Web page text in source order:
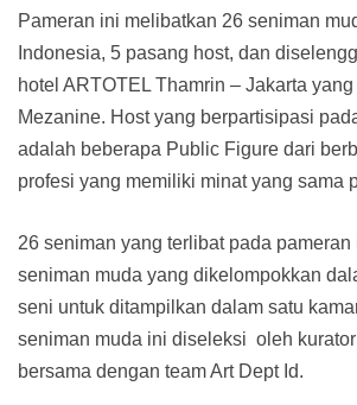
Pameran ini melibatkan 26 seniman
Indonesia, 5 pasang host, dan
hotel ARTOTEL Thamrin – Jakarta
Mezanine. Host yang berpartisipasi
adalah beberapa Public Figure dari
profesi yang memiliki minat yang sama
26 seniman yang terlibat pada
seniman muda yang dikelompokkan
seni untuk ditampilkan dalam satu
seniman muda ini diseleksi oleh
bersama dengan team Art Dept Id.